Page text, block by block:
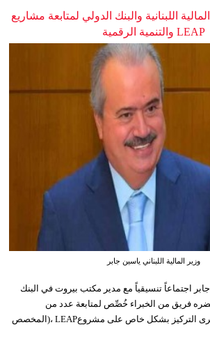
اللبنانية والبنك الدولي لمتابعة مشاريع
LEAP والتنمية الرقمية
وزير المالية اللبناني ياسين جابر
اجتماعاً تنسيقياً مع مدير مكتب بيروت في البنك
فريق من الخبراء خُصِّص لمتابعة عدد من
المشاريع قيد التنفيذ، وجرى التركيز بشكل خاص على مشروعLEAP ،(المخصص